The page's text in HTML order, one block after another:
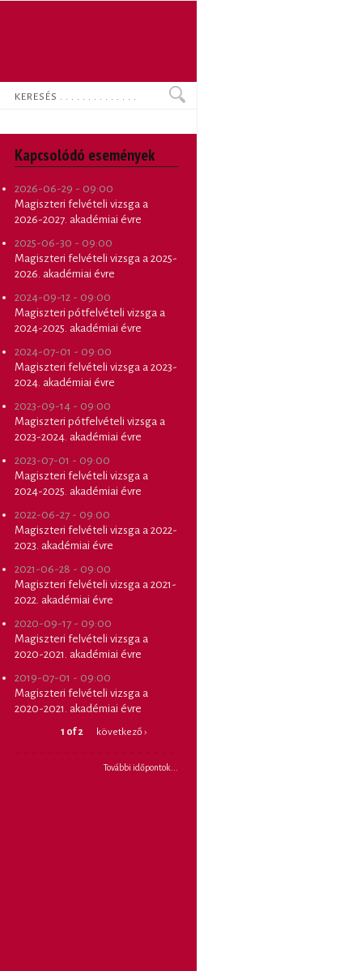
Keresés
Kapcsolódó események
2026-06-29 - 09:00
Magiszteri felvételi vizsga a
2026-2027. akadémiai évre
2025-06-30 - 09:00
Magiszteri felvételi vizsga a 2025-
2026. akadémiai évre
2024-09-12 - 09:00
Magiszteri pótfelvételi vizsga a
2024-2025. akadémiai évre
2024-07-01 - 09:00
Magiszteri felvételi vizsga a 2023-
2024. akadémiai évre
2023-09-14 - 09:00
Magiszteri pótfelvételi vizsga a
2023-2024. akadémiai évre
2023-07-01 - 09:00
Magiszteri felvételi vizsga a
2024-2025. akadémiai évre
2022-06-27 - 09:00
Magiszteri felvételi vizsga a 2022-
2023. akadémiai évre
2021-06-28 - 09:00
Magiszteri felvételi vizsga a 2021-
2022. akadémiai évre
2020-09-17 - 09:00
Magiszteri felvételi vizsga a
2020-2021. akadémiai évre
2019-07-01 - 09:00
Magiszteri felvételi vizsga a
2020-2021. akadémiai évre
1 of 2 következő ›
További időpontok...